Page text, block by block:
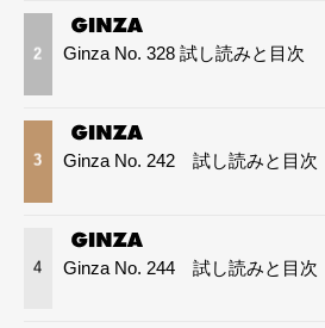
2 Ginza No. 328 試し読みと目次
3 Ginza No. 242 試し読みと目次
4 Ginza No. 244 試し読みと目次